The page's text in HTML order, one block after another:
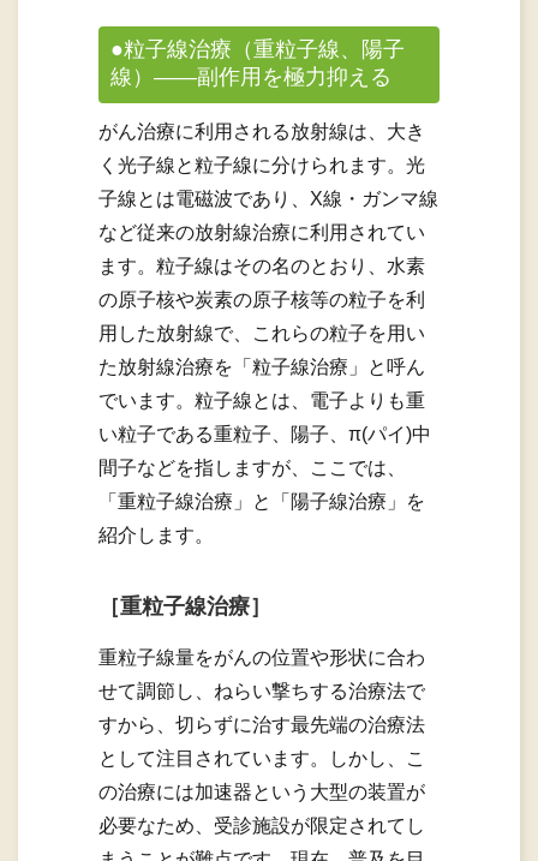
●粒子線治療（重粒子線、陽子
線）――副作用を極力抑える
がん治療に利用される放射線は、大き
く光子線と粒子線に分けられます。光
子線とは電磁波であり、X線・ガンマ線
など従来の放射線治療に利用されてい
ます。粒子線はその名のとおり、水素
の原子核や炭素の原子核等の粒子を利
用した放射線で、これらの粒子を用い
た放射線治療を「粒子線治療」と呼ん
でいます。粒子線とは、電子よりも重
い粒子である重粒子、陽子、π(パイ)中
間子などを指しますが、ここでは、
「重粒子線治療」と「陽子線治療」を
紹介します。
［重粒子線治療］
重粒子線量をがんの位置や形状に合わ
せて調節し、ねらい撃ちする治療法で
すから、切らずに治す最先端の治療法
として注目されています。しかし、こ
の治療には加速器という大型の装置が
必要なため、受診施設が限定されてし